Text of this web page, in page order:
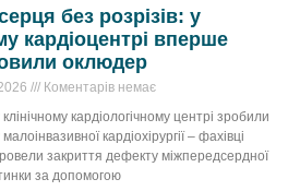
без розрізів: у
кардіоцентрі вперше
оклюдер
Коментарів немає
кардіологічному центрі зробили
кардіохірургії – фахівці
закриття дефекту міжпередсердної
за допомогою